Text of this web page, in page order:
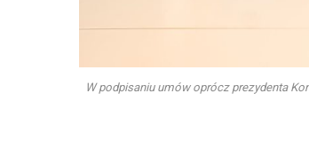
W podpisaniu umów oprócz prezydenta